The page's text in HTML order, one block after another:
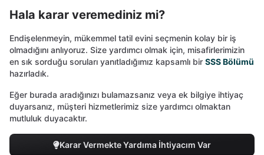
Hala karar veremediniz mi?
Endişelenmeyin, mükemmel tatil evini seçmenin kolay bir iş
olmadığını anlıyoruz. Size yardımcı olmak için, misafirlerimizin
en sık sorduğu soruları yanıtladığımız kapsamlı bir SSS Bölümü
hazırladık.
Eğer burada aradığınızı bulamazsanız veya ek bilgiye ihtiyaç
duyarsanız, müşteri hizmetlerimiz size yardımcı olmaktan
mutluluk duyacaktır.
Karar Vermekte Yardıma İhtiyacım Var